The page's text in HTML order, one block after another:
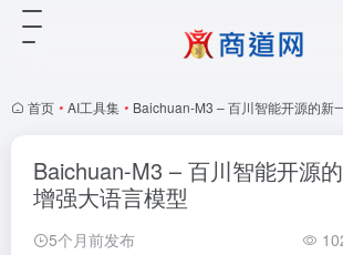
首页 • AI工具集 • Baichuan-M3 – 百川智能开源的新
Baichuan-M3 – 百川智能开源
增强大语言模型
5个月前发布